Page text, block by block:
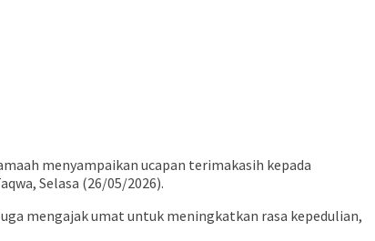
menyampaikan ucapan terimakasih kepada
Selasa (26/05/2026).
mengajak umat untuk meningkatkan rasa kepedulian,